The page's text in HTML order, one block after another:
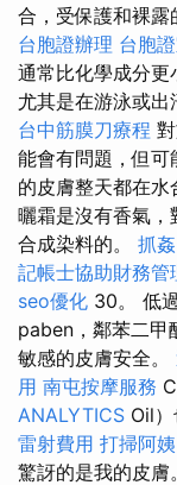
合，受保護和裸露
台胞證辦理 台胞
通常比化學成分更
尤其是在游泳或出
台中筋膜刀療程
能會有問題，但可
的皮膚整天都在水
曬霜是沒有香氣
合成染料的。 抓姦
記帳士協助財務管
seo優化 30。 低
paben，鄰苯二甲
敏感的皮膚安全。
用 南屯按摩服務
ANALYTICS Oil
雷射費用 打掃阿姨
驚訝的是我的皮膚